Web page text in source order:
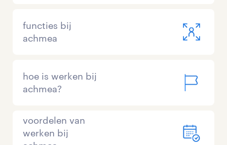
functies bij
achmea
hoe is werken bij
achmea?
voordelen van
werken bij